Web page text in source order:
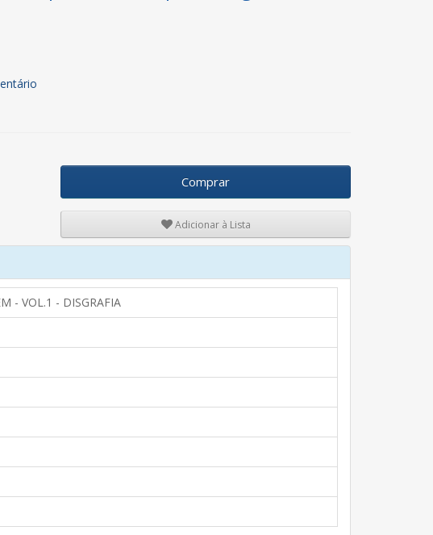
Comprar
Adicionar à Lista
- VOL.1 - DISGRAFIA